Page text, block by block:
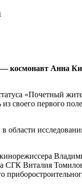
— космонавт Анна
«Почетный
своего первого
СГК Виталия